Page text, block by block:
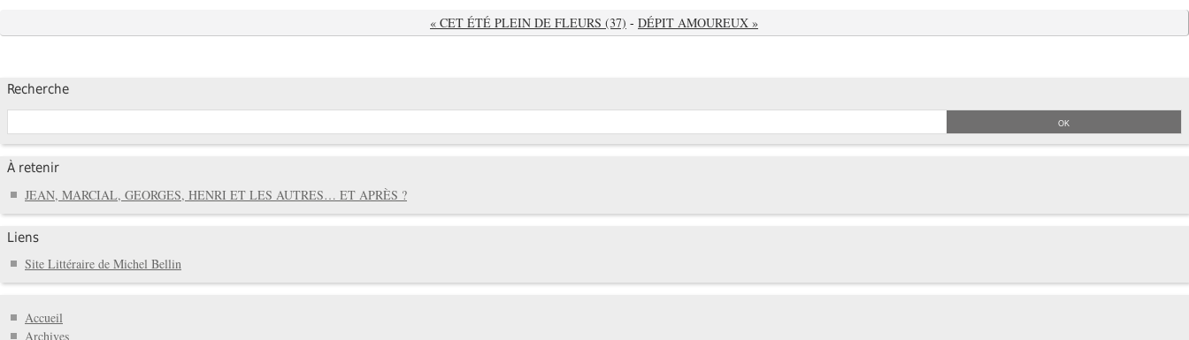
« CET ÉTÉ PLEIN DE FLEURS (37) - DÉPIT AMOUREUX »
Recherche
À retenir
JEAN, MARCIAL, GEORGES, HENRI ET LES AUTRES… ET APRÈS ?
Liens
Site Littéraire de Michel Bellin
Accueil
Archives